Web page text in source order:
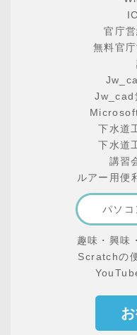
官庁
無料官
Jw_cad
下水道
下水道
講習
ルアー用便
パソコ
趣味・興味
Scratchの